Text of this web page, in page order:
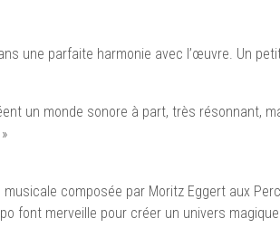
une parfaite harmonie avec l’œuvre. Un
un monde sonore à part, très résonnant,
composée par Moritz Eggert aux
font merveille pour créer un univers